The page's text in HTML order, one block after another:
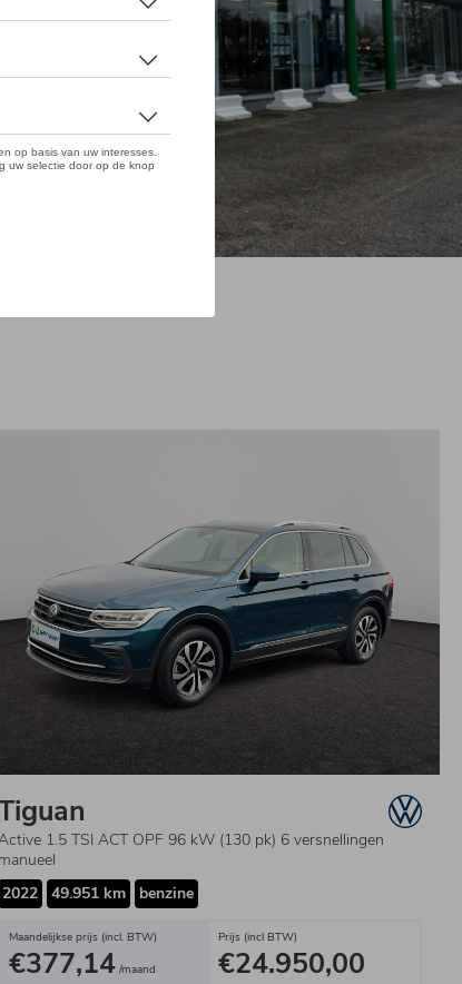
1.5 TSI ACT OPF 96 kW (130 pk) 6 versnellingen
manueel
2022
49.951 km benzine
Maandelijkse prijs (incl. BTW)
€377,14/maand
Prijs (incl BTW)
€24.950,00